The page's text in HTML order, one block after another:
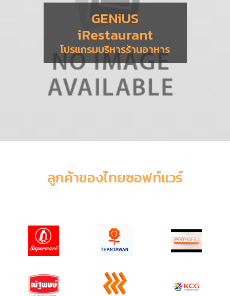
GENiUS
iRestaurant
โปรแกรมบริหารร้านอาหาร
ลูกค้าของไทยซอฟท์แวร์